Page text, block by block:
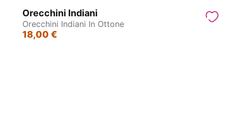
Orecchini Indiani
Orecchini Indiani In Ottone
18,00 €